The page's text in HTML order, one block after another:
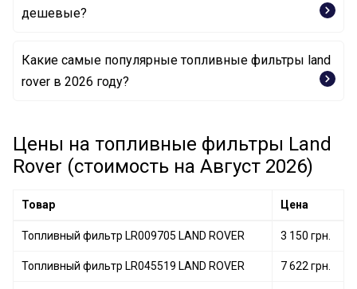
дешевые?
Топливный фильтр WFL100160 LAND ROVER
Топливный фильтр LR 103234 LAND ROVER
Какие самые популярные топливные фильтры land
rover в 2026 году?
Цены на топливные фильтры Land
Rover (стоимость на Август 2026)
Товар Цена
Топливный фильтр LR009705 LAND ROVER 3 150 грн.
Топливный фильтр LR045519 LAND ROVER 7 622 грн.